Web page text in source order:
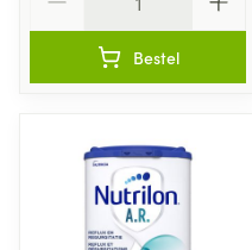
Bestel